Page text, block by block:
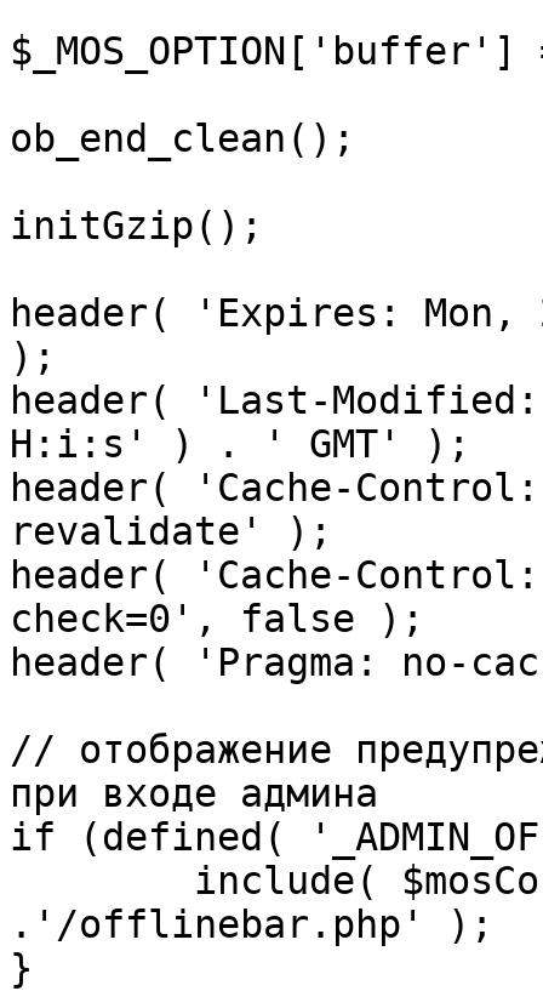
ob_end_clean();
initGzip();
header( 'Expires: Mon,
);
header( 'Last-
H:i:s' ) . ' GMT' );
header( 'Cache-
revalidate' );
header( 'Cache-
check=0', false );
header( 'Pragma: no-
// отображение
при входе админа
if (defined(
.'/offlinebar.php' );
}